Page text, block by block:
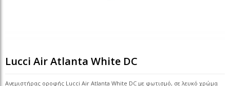
Lucci Air Atlanta White DC
Ανεμιστήρας οροφής Lucci Air Atlanta White DC με φωτισμό, σε λευκό χρώμα